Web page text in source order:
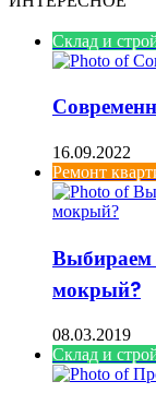
Склад и
16.09.2022
Ремонт
Выбираем
мокрый?
08.03.2019
Склад и